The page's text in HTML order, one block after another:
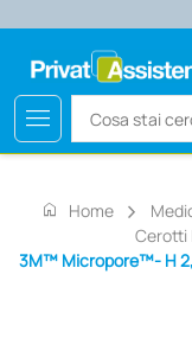
menu
home Home
Cerotti
3M™ Micropore™- H